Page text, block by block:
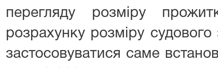
перегляду розміру
розрахунку розміру
застосовуватися саме